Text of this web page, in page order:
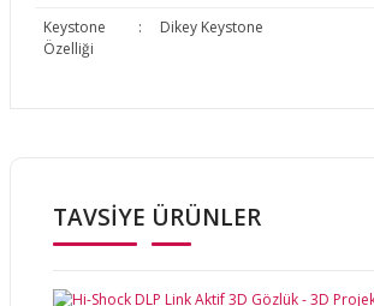
Keystone
Özelliği
: Dikey Keystone
Görüş ve önerileriniz için teşekkür ederiz.
TAVSİYE ÜRÜNLER